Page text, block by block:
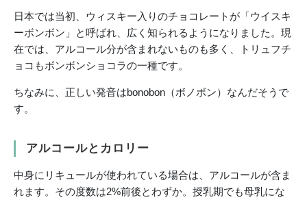
日本では当初、ウィスキー入りのチョコレートが「ウイスキ
ーボンボン」と呼ばれ、広く知られるようになりました。現
在では、アルコール分が含まれないものも多く、トリュフチ
ョコもボンボンショコラの一種です。
ちなみに、正しい発音はbonobon（ボノボン）なんだそうで
す。
アルコールとカロリー
中身にリキュールが使われている場合は、アルコールが含ま
れます。その度数は2%前後とわずか。授乳期でも母乳にな